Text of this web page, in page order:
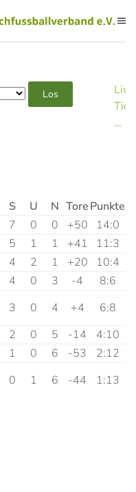
…
S U N TorePunkte
7 0 0 +50
14:0
5 1 1 +41
11:3
4 2 1 +20
10:4
4 0 3 -4
8:6
3 0 4 +4
6:8
2 0 5 -14
4:10
1 0 6 -53
2:12
0 1 6 -44 1:13